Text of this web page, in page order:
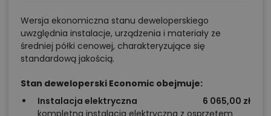
Wersja ekonomiczna stanu deweloperskiego
uwzględnia instalacje, urządzenia i materiały ze
średniej półki cenowej, charakteryzujące się
standardową jakością.
Stan deweloperski Economic obejmuje:
Instalacja elektryczna
6 065,00 zł